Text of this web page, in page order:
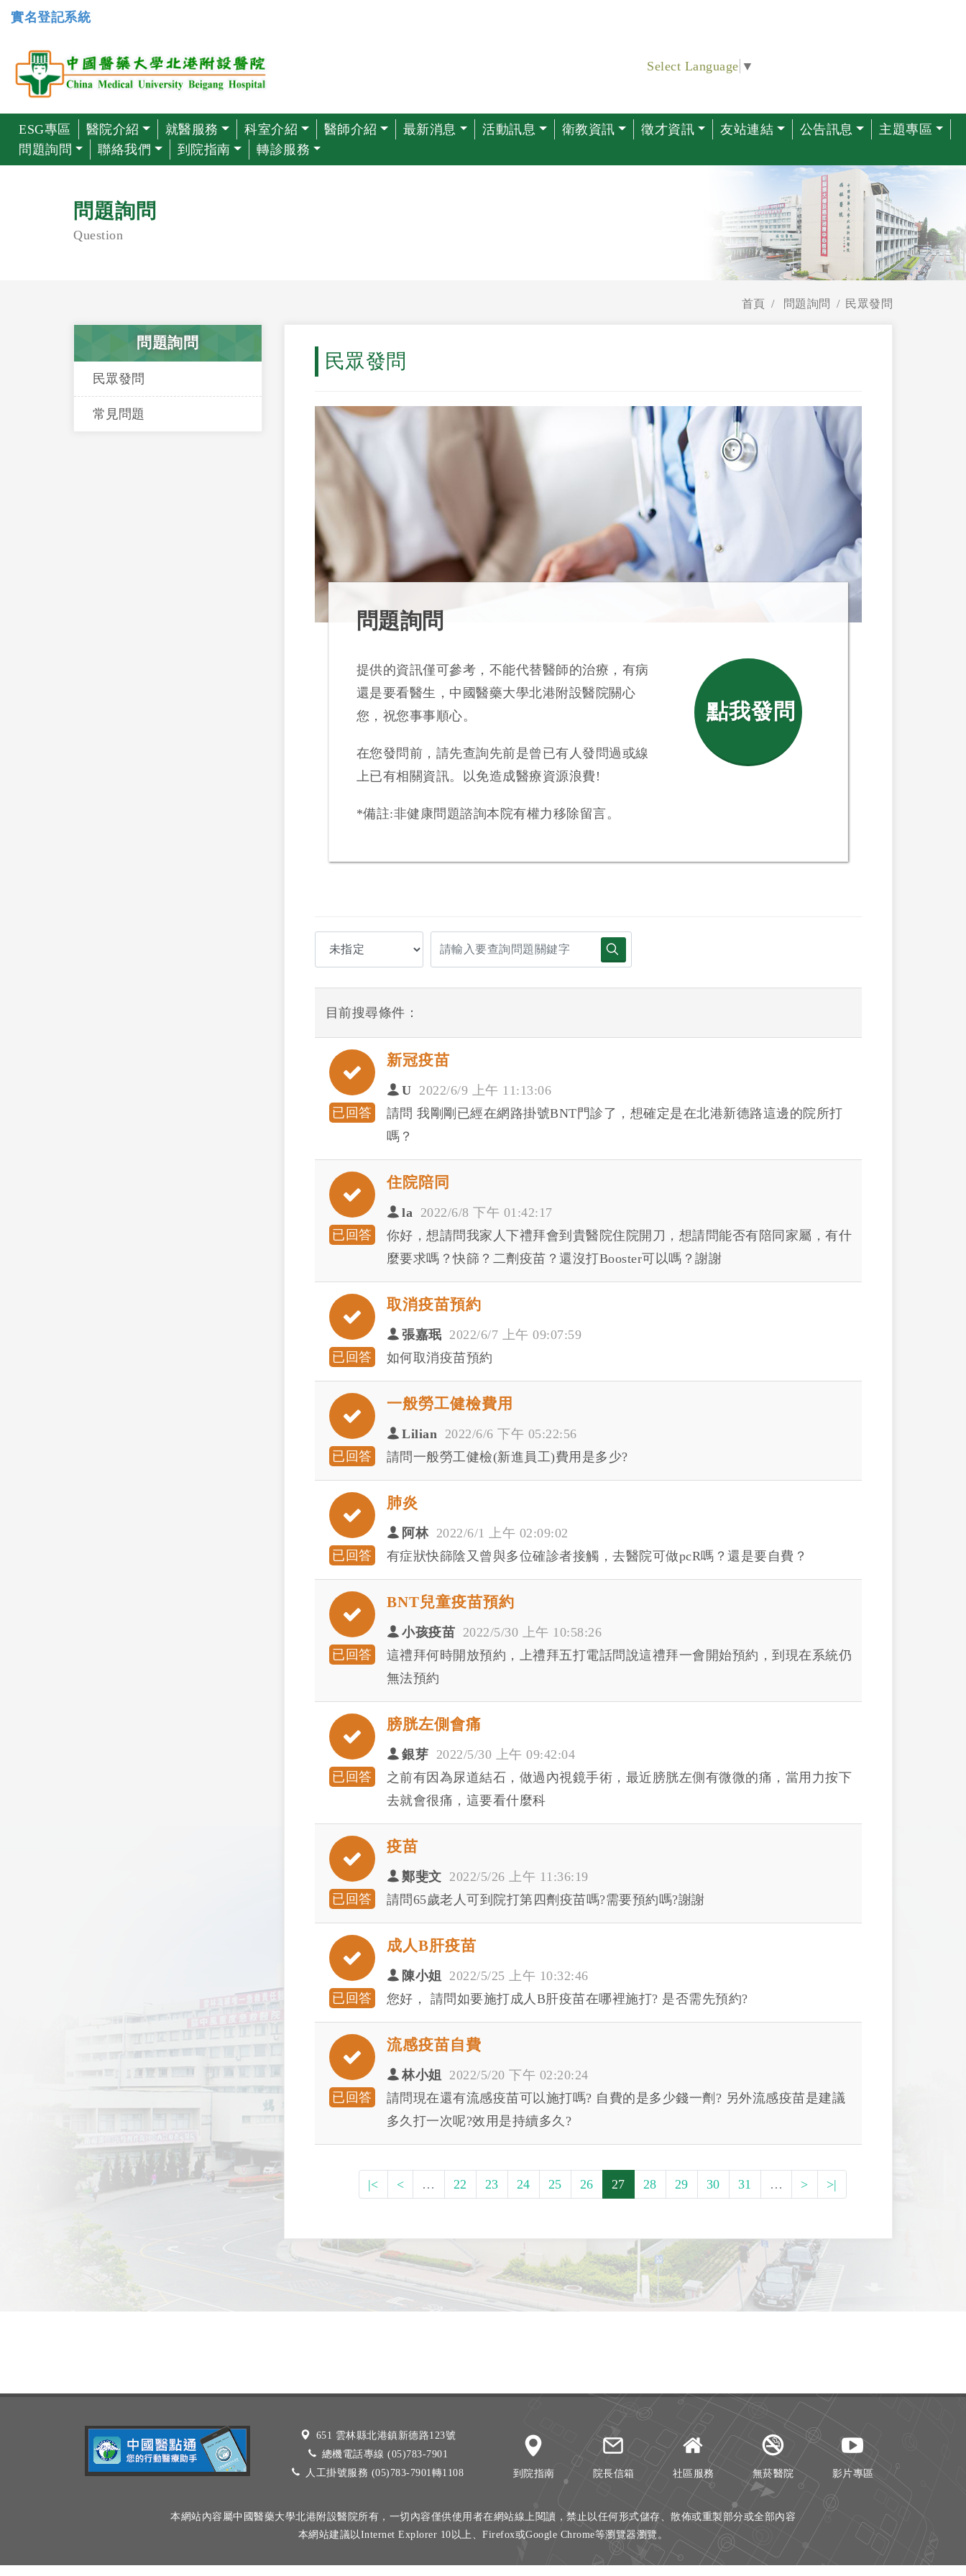
實名登記系統
Select Language ▼
ESG專區 醫院介紹 就醫服務 科室介紹 醫師介紹 最新消息 活動訊息 衛教資訊 徵才資訊 友站連結 公告訊息
主題專區
問題詢問
聯絡我們 到院指南 轉診服務
問題詢問
Question
首頁 問題詢問 民眾發問
問題詢問
民眾發問
常見問題
民眾發問
問題詢問
提供的資訊僅可參考，不能代替醫師的治療，有病
還是要看醫生，中國醫藥大學北港附設醫院關心
您，祝您事事順心。
在您發問前，請先查詢先前是曾已有人發問過或線
上已有相關資訊。以免造成醫療資源浪費!
*備註:非健康問題諮詢本院有權力移除留言。
點我發問
目前搜尋條件：
已回答
新冠疫苗
U 2022/6/9 上午 11:13:06
請問 我剛剛已經在網路掛號BNT門診了，想確定是在北港新德路這邊的院所打
嗎？
已回答
住院陪同
la 2022/6/8 下午 01:42:17
你好，想請問我家人下禮拜會到貴醫院住院開刀，想請問能否有陪同家屬，有什
麼要求嗎？快篩？二劑疫苗？還沒打Booster可以嗎？謝謝
已回答
取消疫苗預約
張嘉珉 2022/6/7 上午 09:07:59
如何取消疫苗預約
已回答
一般勞工健檢費用
Lilian 2022/6/6 下午 05:22:56
請問一般勞工健檢(新進員工)費用是多少?
已回答
肺炎
阿林 2022/6/1 上午 02:09:02
有症狀快篩陰又曾與多位確診者接觸，去醫院可做pcR嗎？還是要自費？
已回答
BNT兒童疫苗預約
小孩疫苗 2022/5/30 上午 10:58:26
這禮拜何時開放預約，上禮拜五打電話問說這禮拜一會開始預約，到現在系統仍
無法預約
已回答
膀胱左側會痛
銀芽 2022/5/30 上午 09:42:04
之前有因為尿道結石，做過內視鏡手術，最近膀胱左側有微微的痛，當用力按下
去就會很痛，這要看什麼科
已回答
疫苗
鄭斐文 2022/5/26 上午 11:36:19
請問65歲老人可到院打第四劑疫苗嗎?需要預約嗎?謝謝
已回答
成人B肝疫苗
陳小姐 2022/5/25 上午 10:32:46
您好， 請問如要施打成人B肝疫苗在哪裡施打? 是否需先預約?
已回答
流感疫苗自費
林小姐 2022/5/20 下午 02:20:24
請問現在還有流感疫苗可以施打嗎? 自費的是多少錢一劑? 另外流感疫苗是建議
多久打一次呢?效用是持續多久?
|< < … 22 23 24 25 26 27 28 29 30 31 … > >|
651 雲林縣北港鎮新德路123號
總機電話專線 (05)783-7901
人工掛號服務 (05)783-7901轉1108
到院指南 院長信箱 社區服務 無菸醫院 影片專區
本網站內容屬中國醫藥大學北港附設醫院所有，一切內容僅供使用者在網站線上閱讀，禁止以任何形式儲存、散佈或重製部分或全部內容
本網站建議以Internet Explorer 10以上、Firefox或Google Chrome等瀏覽器瀏覽。